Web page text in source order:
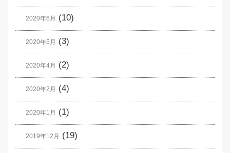
2020年6月 (10)
2020年5月 (3)
2020年4月 (2)
2020年2月 (4)
2020年1月 (1)
2019年12月 (19)